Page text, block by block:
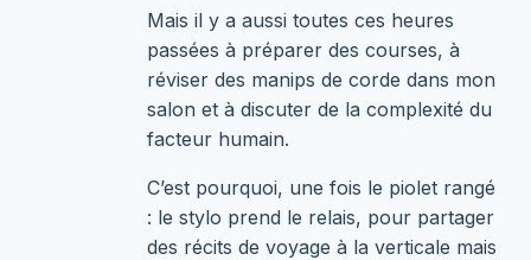
Mais il y a aussi toutes ces heures
passées à préparer des courses, à
réviser des manips de corde dans mon
salon et à discuter de la complexité du
facteur humain.
C’est pourquoi, une fois le piolet rangé
: le stylo prend le relais, pour partager
des récits de voyage à la verticale mais